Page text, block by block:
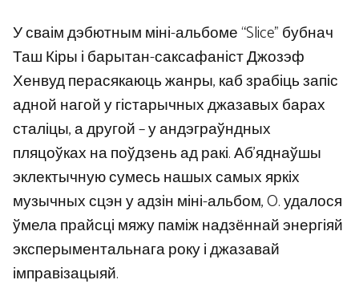
У сваім дэбютным міні-альбоме “Slice” бубнач
Таш Кіры і барытан-саксафаніст Джозэф
Хенвуд перасякаюць жанры, каб зрабіць запіс
адной нагой у гістарычных джазавых барах
сталіцы, а другой – у андэграўндных
пляцоўках на поўдзень ад ракі. Аб’яднаўшы
эклектычную сумесь нашых самых яркіх
музычных сцэн у адзін міні-альбом, O. удалося
ўмела прайсці мяжу паміж надзённай энергіяй
эксперыментальнага року і джазавай
імправізацыяй.